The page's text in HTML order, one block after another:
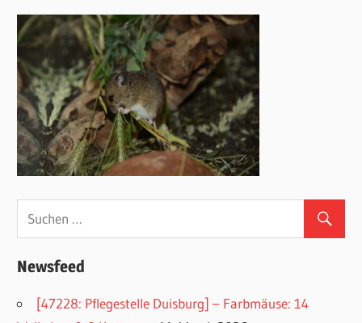
Newsfeed
[47228: Pflegestelle Duisburg] – Farbmäuse: 14